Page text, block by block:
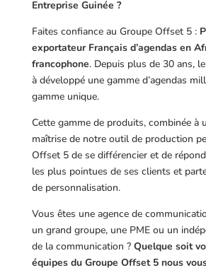
Entreprise Guinée ?
Faites confiance au Groupe Offset 5 :
exportateur Français d’agendas en
francophone. Depuis plus de 30 ans,
à développé une gamme d’agendas
gamme unique.
Cette gamme de produits, combinée à
maîtrise de notre outil de production
Offset 5 de se différencier et de
les plus pointues de ses clients et
de personnalisation.
Vous êtes une agence de
un grand groupe, une PME ou un
de la communication ? Quelque soit
équipes du Groupe Offset 5 nous